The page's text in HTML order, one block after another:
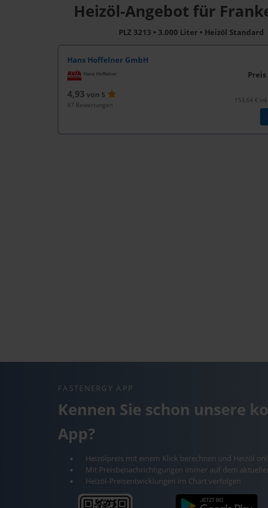
Heizöl-Angebot für
PLZ 3213 • 3.000 Liter • Heizöl Standard
Hans Hoffelner GmbH
4,93 von 5
87 Bewertungen
153,64 €
FASTENERGY APP
Kennen Sie schon unsere
App?
Heizölpreis mit einem Klick berechnen und Heizöl
Mit Preisbenachrichtigungen immer auf dem
Heizöl-Preisentwicklungen im Chart verfolgen